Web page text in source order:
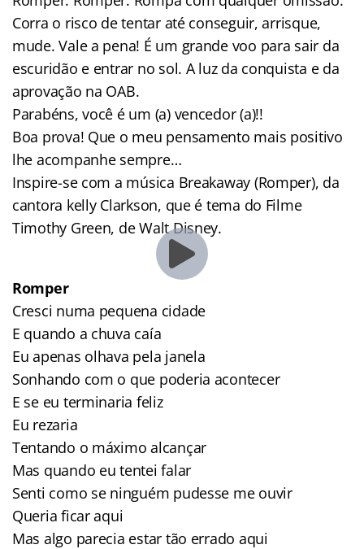
Corra o risco de tentar até conseguir, arrisque,
mude. Vale a pena! É um grande voo para sair da
escuridão e entrar no sol. A luz da conquista e da
aprovação na OAB.
Parabéns, você é um (a) vencedor (a)!!
Boa prova! Que o meu pensamento mais positivo
lhe acompanhe sempre…
Inspire-se com a música Breakaway (Romper), da
cantora kelly Clarkson, que é tema do Filme
Timothy Green, de Walt Disney.
Romper
Cresci numa pequena cidade
E quando a chuva caía
Eu apenas olhava pela janela
Sonhando com o que poderia acontecer
E se eu terminaria feliz
Eu rezaria
Tentando o máximo alcançar
Mas quando eu tentei falar
Senti como se ninguém pudesse me ouvir
Queria ficar aqui
Mas algo parecia estar tão errado aqui